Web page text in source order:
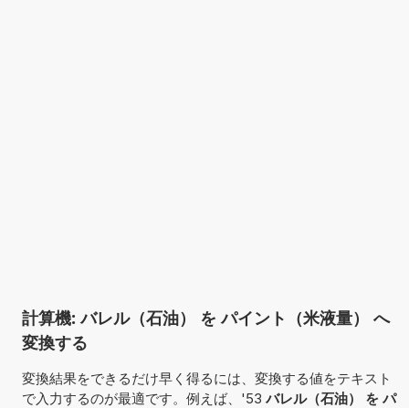
計算機: バレル（石油） を パイント（米液量） へ
変換する
変換結果をできるだけ早く得るには、変換する値をテキスト
で入力するのが最適です。例えば、'53 バレル（石油） を パ